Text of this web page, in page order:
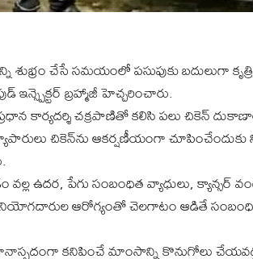
చేసే సమయంలో పసుపుకు బదులుగా
బ్రహ్మాజీ హెచ్చరించారు.
చక్రపాణితో కలిసి పలు చికెన్
చికెన్‌ను ఆకర్షణీయంగా
ఉదర, పేగు సంబంధిత వ్యాధులు, క్యాన్సర్
ఆరోగ్యంతో చెలగాటం ఆడితే
కనిపించే మాంసాన్ని కొనుగోలు